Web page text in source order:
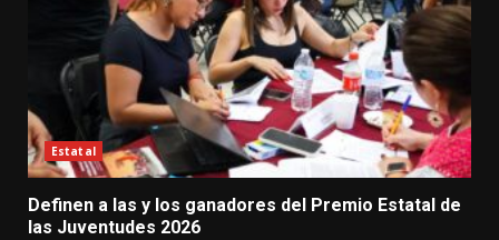
Estatal
Definen a las y los ganadores del Premio Estatal de
las Juventudes 2026